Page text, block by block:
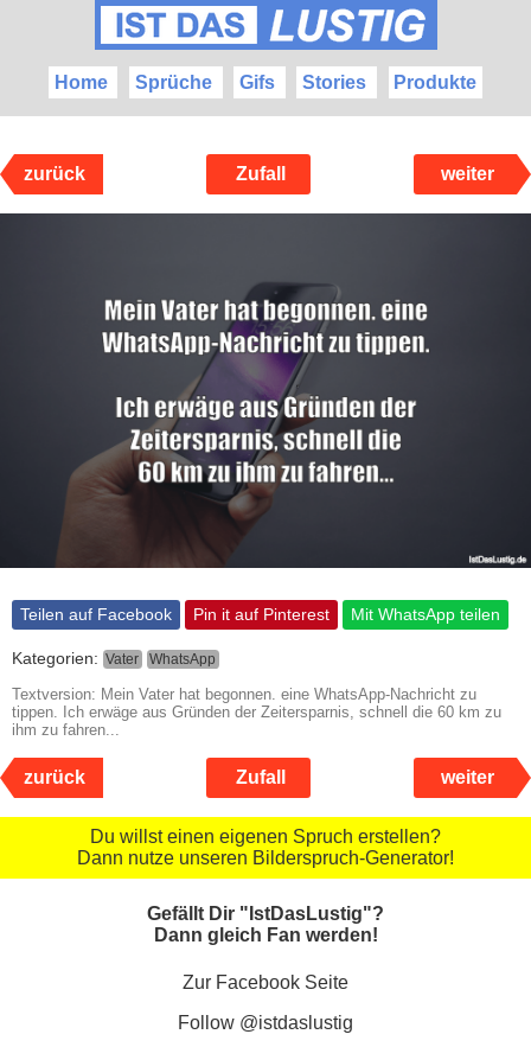
Home Sprüche Gifs Stories Produkte
zurück Zufall weiter
Teilen auf Facebook Pin it auf Pinterest Mit WhatsApp teilen
Kategorien: Vater WhatsApp
Textversion: Mein Vater hat begonnen. eine WhatsApp-Nachricht zu
tippen. Ich erwäge aus Gründen der Zeitersparnis, schnell die 60 km zu
ihm zu fahren...
zurück Zufall weiter
Du willst einen eigenen Spruch erstellen?
Dann nutze unseren Bilderspruch-Generator!
Gefällt Dir "IstDasLustig"?
Dann gleich Fan werden!
Zur Facebook Seite
Follow @istdaslustig